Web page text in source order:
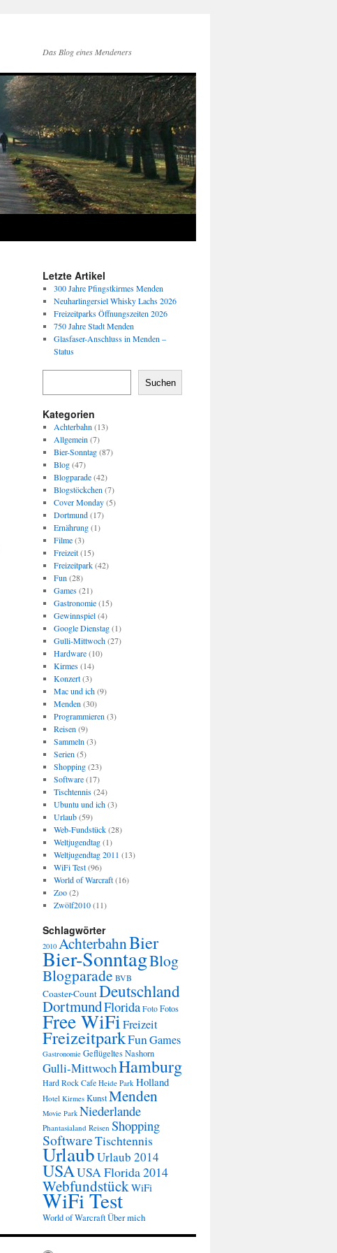
Das Blog eines Mendeners
Letzte Artikel
300 Jahre Pfingstkirmes Menden
Neuharlingersiel Whisky Lachs 2026
Freizeitparks Öffnungszeiten 2026
750 Jahre Stadt Menden
Glasfaser-Anschluss in Menden –
Status
Suchen
Kategorien
Achterbahn (13)
Allgemein (7)
Bier-Sonntag(87)
Blog(47)
Blogparade(42)
Blogstöckchen (7)
Cover Monday(5)
Dortmund(17)
Ernährung(1)
Filme(3)
Freizeit(15)
Freizeitpark(42)
Fun (28)
Games(21)
Gastronomie(15)
Gewinnspiel(4)
Google Dienstag(1)
Gulli-Mittwoch(27)
Hardware(10)
Kirmes(14)
Konzert(3)
Mac und ich(9)
Menden (30)
Programmieren (3)
Reisen (9)
Sammeln (3)
Serien (5)
Shopping(23)
Software(17)
Tischtennis(24)
Ubuntu und ich(3)
Urlaub(59)
Web-Fundstück(28)
Weltjugendtag(1)
Weltjugendtag 2011 (13)
WiFi Test(96)
World of Warcraft(16)
Zoo(2)
Zwölf2010(11)
Schlagwörter
2010 AchterbahnBier
Bier-SonntagBlog
Blogparade BVB
Coaster-CountDeutschland
DortmundFlorida Foto Fotos
Free WiFiFreizeit
FreizeitparkFunGames
Gastronomie Geflügeltes Nashorn
Gulli-MittwochHamburg
Hard Rock Cafe Heide Park Holland
Hotel Kirmes KunstMenden
Movie Park Niederlande
Phantasialand Reisen Shopping
SoftwareTischtennis
UrlaubUrlaub 2014
USAUSA Florida 2014
WebfundstückWiFi
WiFi Test
World of WarcraftÜber mich